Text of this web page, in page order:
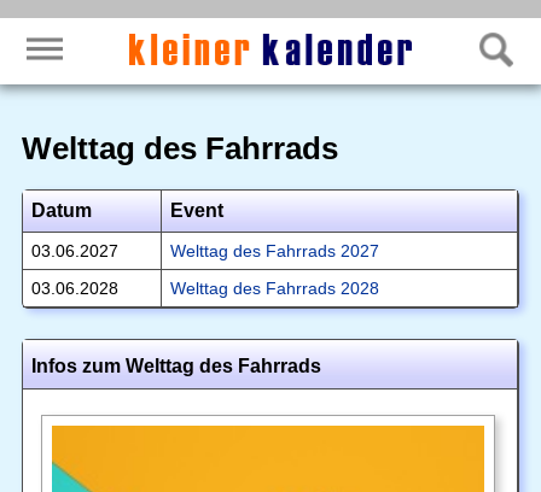
Welttag des Fahrrads
Datum Event
03.06.2027
Welttag des Fahrrads 2027
03.06.2028
Welttag des Fahrrads 2028
Infos zum Welttag des Fahrrads